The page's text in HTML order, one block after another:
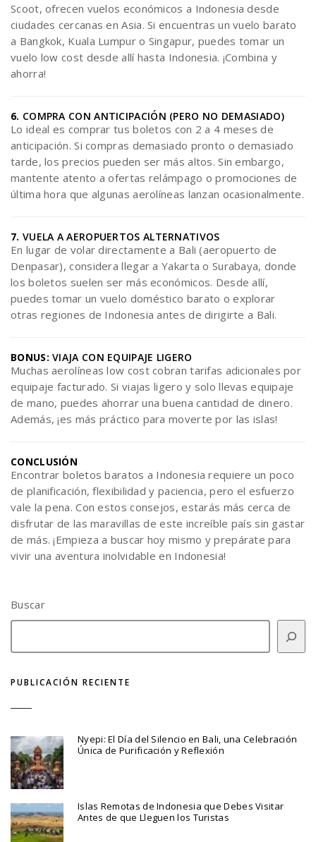
Scoot, ofrecen vuelos económicos a Indonesia desde
ciudades cercanas en Asia. Si encuentras un vuelo barato
a Bangkok, Kuala Lumpur o Singapur, puedes tomar un
vuelo low cost desde allí hasta Indonesia. ¡Combina y
ahorra!
6. COMPRA CON ANTICIPACIÓN (PERO NO DEMASIADO)
Lo ideal es comprar tus boletos con 2 a 4 meses de
anticipación. Si compras demasiado pronto o demasiado
tarde, los precios pueden ser más altos. Sin embargo,
mantente atento a ofertas relámpago o promociones de
última hora que algunas aerolíneas lanzan ocasionalmente.
7. VUELA A AEROPUERTOS ALTERNATIVOS
En lugar de volar directamente a Bali (aeropuerto de
Denpasar), considera llegar a Yakarta o Surabaya, donde
los boletos suelen ser más económicos. Desde allí,
puedes tomar un vuelo doméstico barato o explorar
otras regiones de Indonesia antes de dirigirte a Bali.
BONUS:VIAJA CON EQUIPAJE LIGERO
Muchas aerolíneas low cost cobran tarifas adicionales por
equipaje facturado. Si viajas ligero y solo llevas equipaje
de mano, puedes ahorrar una buena cantidad de dinero.
Además, ¡es más práctico para moverte por las islas!
CONCLUSIÓN
Encontrar boletos baratos a Indonesia requiere un poco
de planificación, flexibilidad y paciencia, pero el esfuerzo
vale la pena. Con estos consejos, estarás más cerca de
disfrutar de las maravillas de este increíble país sin gastar
de más. ¡Empieza a buscar hoy mismo y prepárate para
vivir una aventura inolvidable en Indonesia!
Buscar
PUBLICACIÓN RECIENTE
Nyepi: El Día del Silencio en Bali, una Celebración
Única de Purificación y Reflexión
Islas Remotas de Indonesia que Debes Visitar
Antes de que Lleguen los Turistas